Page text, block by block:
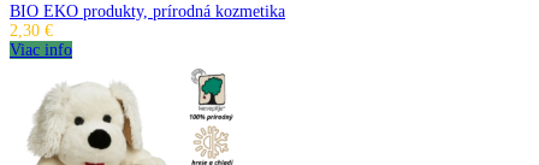
BIO EKO produkty, prírodná kozmetika
2,30 €
Viac info